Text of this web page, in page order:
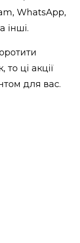
WhatsApp,
інші.
то ці акції
для вас.